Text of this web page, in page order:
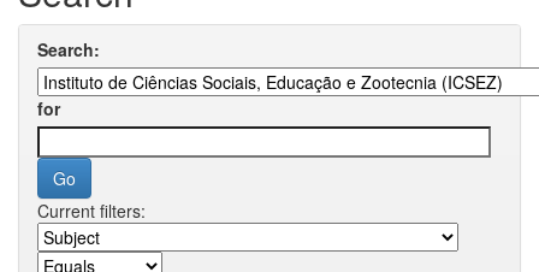
Search:
for
Current filters: